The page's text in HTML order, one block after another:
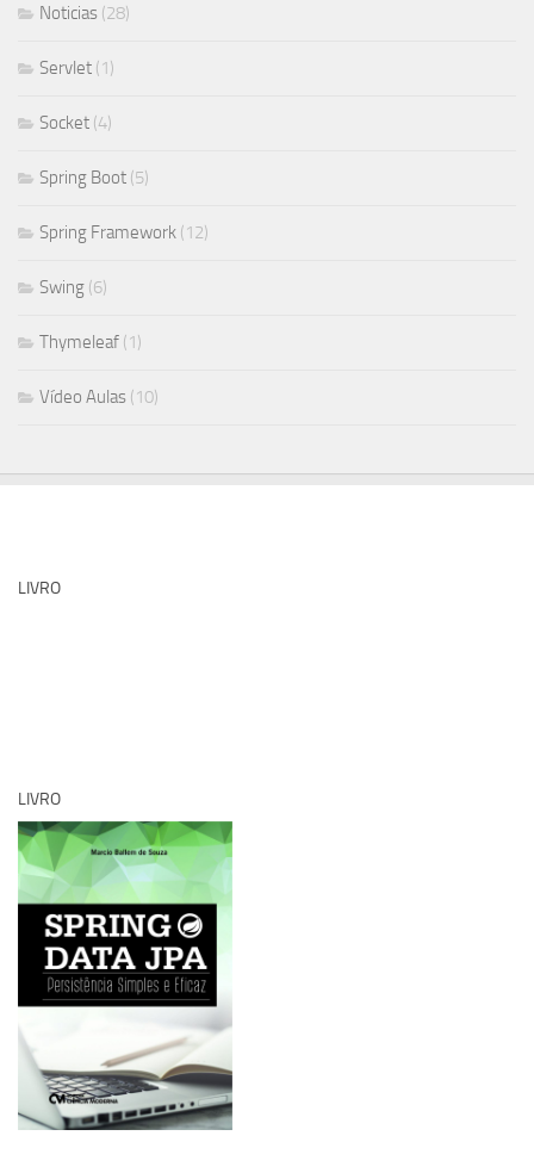
Noticias (28)
Servlet (1)
Socket (4)
Spring Boot (5)
Spring Framework (12)
Swing (6)
Thymeleaf (1)
Vídeo Aulas (10)
LIVRO
LIVRO